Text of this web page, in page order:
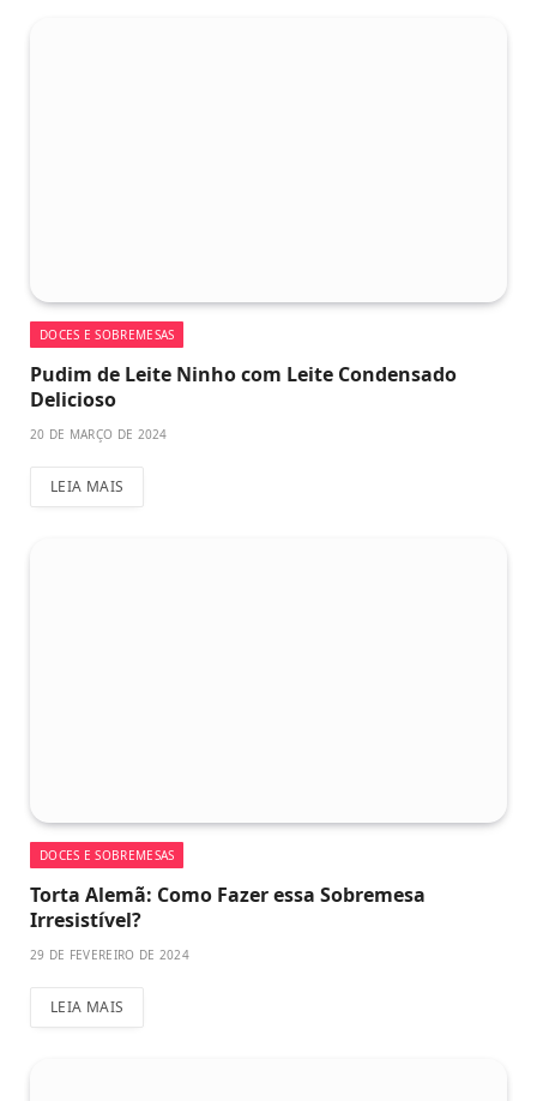
DOCES E SOBREMESAS
Pudim de Leite Ninho com Leite Condensado
Delicioso
20 DE MARÇO DE 2024
LEIA MAIS
DOCES E SOBREMESAS
Torta Alemã: Como Fazer essa Sobremesa
Irresistível?
29 DE FEVEREIRO DE 2024
LEIA MAIS